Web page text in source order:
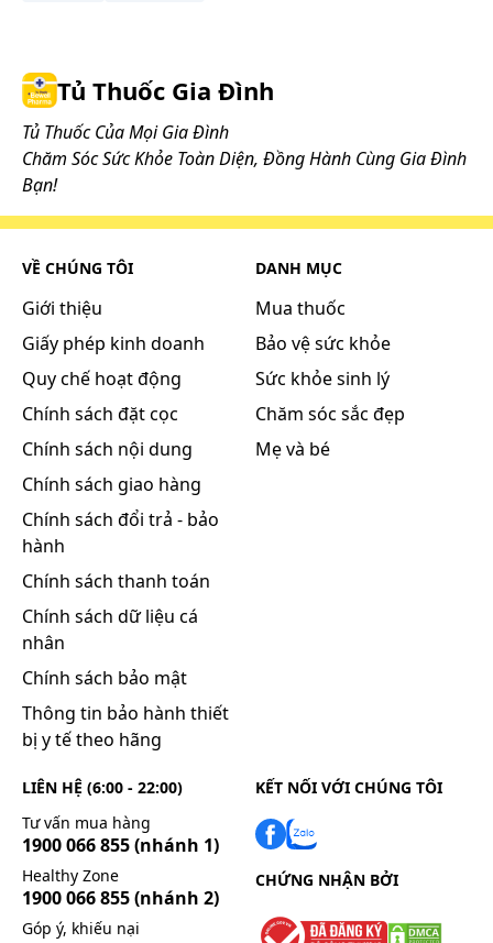
hóa lần đầu mạnh.
Phân bố
Liên kết với protein huyết tương ở mức cao vừa
phải (91%).
Chuyển hóa
có hoạt tính carboxylic acid, bởi CYP3A4 - một men
của hệ cytochrome P450.
Thải trừ
Đường thải trừ chính theo đường mật, qua thận
không đáng kể.
Cách dùng và liều dùng:
Cách dùng
Hướng dẫn sử dụng
Trước khi ống xịt Meseca được sử dụng lần đầu,
ống thuốc phải được bơm thuốc. Lắc chai thuốc và
xịt vào không khí cho đến khi đạt được dạng xịt
đồng nhất (khoảng 8 - 10 liều). Nếu sau 24 giờ mới
dùng liều tiếp theo, ống thuốc phải được bơm lại.
bước thực hiện:
Bước 1: Hỉ mũi sạch, lắc chai thuốc, mở nắp bảo vệ.
Bước 2: Cầm ống thuốc thẳng hướng lên.
Bước 3: Đặt đỉnh ống thuốc vào lỗ mũi và bơm theo
Bước 4: Đậy nắp bảo vệ lại.
Bước 5: Rửa sạch.
Liều dùng
Người lớn trẻ em trên 12 tuổi
Tủ Thuốc Gia Đình
Tủ Thuốc Của Mọi Gia Đình
Chăm Sóc Sức Khỏe Toàn Diện, Đồng Hành Cùng Gia Đình
Bạn!
VỀ CHÚNG TÔI
Giới thiệu
Giấy phép kinh doanh
Quy chế hoạt động
Chính sách đặt cọc
Chính sách nội dung
Chính sách giao hàng
Chính sách đổi trả - bảo
hành
Chính sách thanh toán
Chính sách dữ liệu cá
nhân
Chính sách bảo mật
Thông tin bảo hành thiết
bị y tế theo hãng
DANH MỤC
Mua thuốc
Bảo vệ sức khỏe
Sức khỏe sinh lý
Chăm sóc sắc đẹp
Mẹ và bé
LIÊN HỆ (6:00 - 22:00)
Tư vấn mua hàng
1900 066 855(nhánh 1)
Healthy Zone
1900 066 855(nhánh 2)
Góp ý, khiếu nại
KẾT NỐI VỚI CHÚNG TÔI
CHỨNG NHẬN BỞI